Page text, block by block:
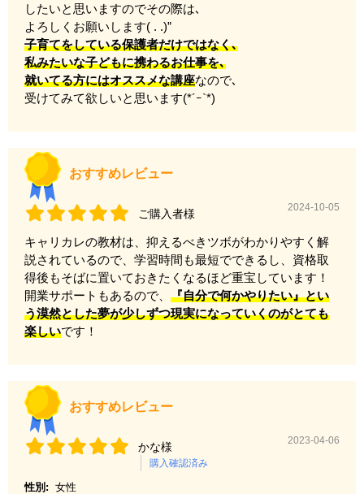
したいと思いますのでその際は､
よろしくお願いします( . .)”
子育てをしている保護者だけではなく､
私みたいな子どもに携わるお仕事を､
就いてる方にはオススメな講座なので､
受けてみて欲しいと思います(*´ｰ`*)
おすすめレビュー
ご購入者様 2024-10-05
キャリカレの教材は、抑えるべきツボがわかりやすく解
説されているので、学習時間も最短でできるし、資格取
得後もそばに置いておきたくなるほど重宝しています！
開業サポートもあるので、 『自分で何かやりたい』とい
う漠然とした夢が少しずつ現実になっていくのがとても
楽しいです！
おすすめレビュー
かな様
購入確認済み
2023-04-06
性別: 女性